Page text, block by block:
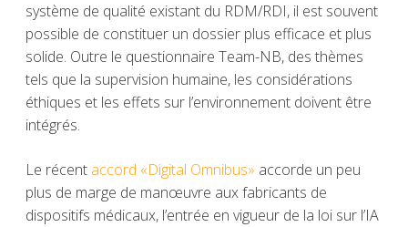
système de qualité existant du RDM/RDI, il est souvent
possible de constituer un dossier plus efficace et plus
solide. Outre le questionnaire Team-NB, des thèmes
tels que la supervision humaine, les considérations
éthiques et les effets sur l’environnement doivent être
intégrés.
Le récent accord «Digital Omnibus» accorde un peu
plus de marge de manœuvre aux fabricants de
dispositifs médicaux, l’entrée en vigueur de la loi sur l’IA